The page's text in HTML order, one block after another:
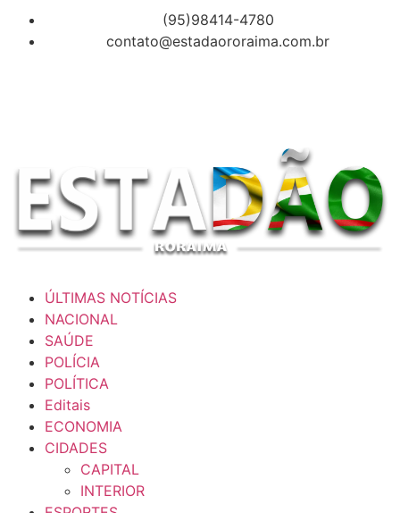
(95)98414-4780
contato@estadaororaima.com.br
ÚLTIMAS NOTÍCIAS
NACIONAL
SAÚDE
POLÍCIA
POLÍTICA
Editais
ECONOMIA
CIDADES
CAPITAL
INTERIOR